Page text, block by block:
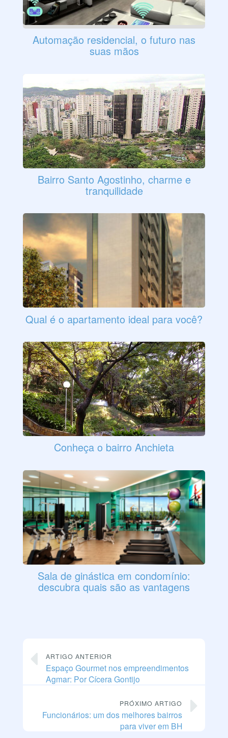
Automação residencial, o futuro nas
suas mãos
Bairro Santo Agostinho, charme e
tranquilidade
Qual é o apartamento ideal para você?
Conheça o bairro Anchieta
Sala de ginástica em condomínio:
descubra quais são as vantagens
ARTIGO ANTERIOR
Espaço Gourmet nos empreendimentos
Agmar: Por Cícera Gontijo
PRÓXIMO ARTIGO
Funcionários: um dos melhores bairros
para viver em BH